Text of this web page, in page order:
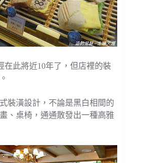
在此將近10年了，但店裡的裝
裝潢設計，不論是黑白相間的
、桌椅，通通散發出一種高雅